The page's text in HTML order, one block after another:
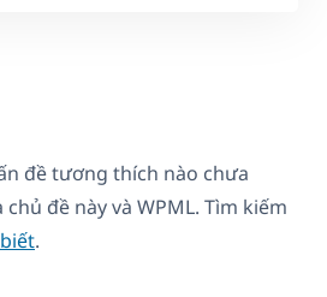
đề tương thích nào chưa
đề này và WPML. Tìm kiếm
.